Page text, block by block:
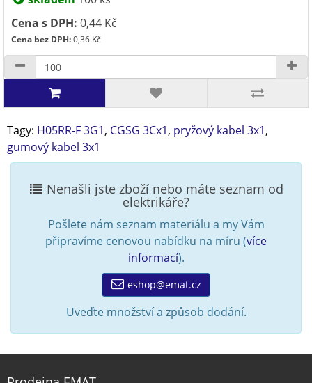
Cena s DPH: 0,44 Kč
Cena bez DPH:0,36 Kč
Tagy: H05RR-F 3G1, CGSG 3Cx1, pryžový kabel 3x1,
gumový kabel 3x1
Nenašli jste zboží nebo máte seznam od
elektrikáře?
Pošlete nám seznam materiálu a my Vám
připravíme cenovou nabídku na míru (více
informací).
eshop@emat.cz
Uveďte množství a způsob dodání.